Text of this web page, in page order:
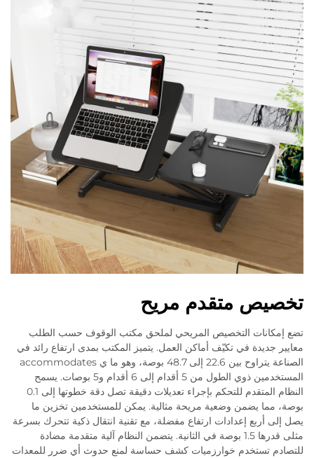
تخصيص متقدم مريح
تضع إمكانات التخصيص المريحي لملحق مكتب الوقوف حسب الطلب
معايير جديدة في تكيّف أماكن العمل. يتميز المكتب بمدى ارتفاع رائد في
الصناعة يتراوح بين 22.6 إلى 48.7 بوصة، وهو ما ي accommodates
المستخدمين ذوي الطول من 5 أقدام إلى 6 أقدام و5 بوصات. يسمح
النظام المتقدم للتحكم بإجراء تعديلات دقيقة تصل دقة خطوتها إلى 0.1
بوصة، مما يضمن وضعية مريحة مثالية. يمكن للمستخدمين تخزين ما
يصل إلى أربع إعدادات ارتفاع مفضلة، مع تقنية انتقال ذكية تتحرك بسرعة
مثلى قدرها 1.5 بوصة في الثانية. يتضمن النظام آلية متقدمة مضادة
للتصادم تستخدم خوارزميات كشف حساسة لمنع حدوث أي ضرر للمعدات